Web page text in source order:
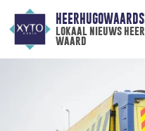
lokaal nieuws
waard